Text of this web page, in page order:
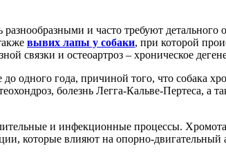
и часто требуют
вывих лапы у собаки, при которой
связки и остеоартроз – хроническое
до одного года, причиной того, что собака
болезнь Легга-Кальве-Пертеса, а
и инфекционные процессы.
которые влияют на опорно-двигательный